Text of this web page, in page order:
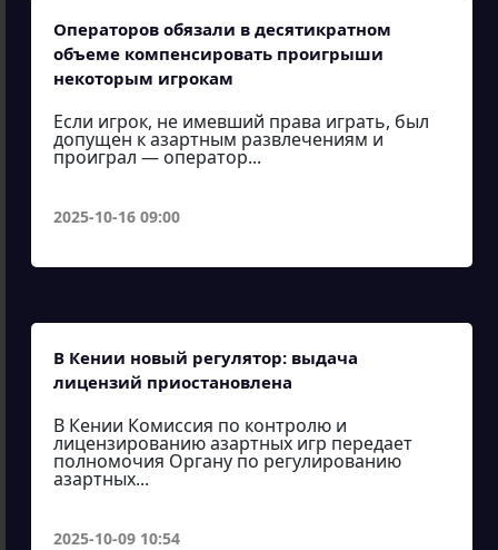
Операторов обязали в десятикратном
объеме компенсировать проигрыши
некоторым игрокам
Если игрок, не имевший права играть, был
допущен к азартным развлечениям и
проиграл — оператор...
2025-10-16 09:00
В Кении новый регулятор: выдача
лицензий приостановлена
В Кении Комиссия по контролю и
лицензированию азартных игр передает
полномочия Органу по регулированию
азартных...
2025-10-09 10:54